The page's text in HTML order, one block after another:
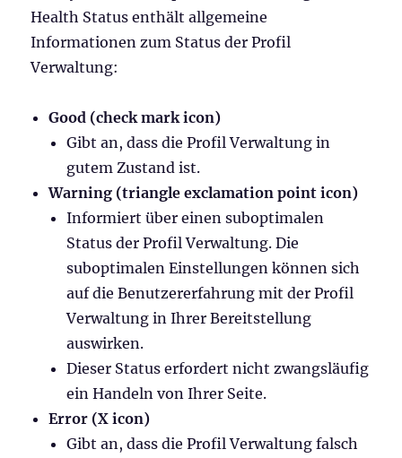
Health Status enthält allgemeine
Informationen zum Status der Profil
Verwaltung:
Good (check mark icon)
Gibt an, dass die Profil Verwaltung in
gutem Zustand ist.
Warning (triangle exclamation point icon)
Informiert über einen suboptimalen
Status der Profil Verwaltung. Die
suboptimalen Einstellungen können sich
auf die Benutzererfahrung mit der Profil
Verwaltung in Ihrer Bereitstellung
auswirken.
Dieser Status erfordert nicht zwangsläufig
ein Handeln von Ihrer Seite.
Error (X icon)
Gibt an, dass die Profil Verwaltung falsch